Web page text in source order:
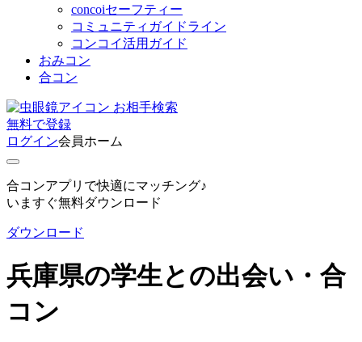
concoiセーフティー
コミュニティガイドライン
コンコイ活用ガイド
おみコン
合コン
お相手検索
無料で登録
ログイン会員ホーム
合コンアプリで快適にマッチング♪
いますぐ無料ダウンロード
ダウンロード
兵庫県の学生との出会い・合
コン